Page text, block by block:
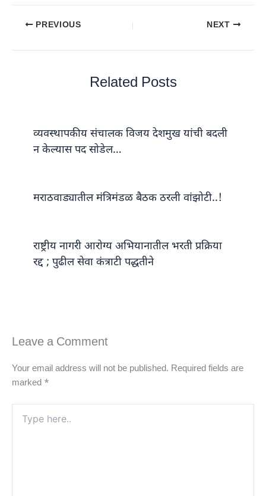
PREVIOUS NEXT
Related Posts
व्यवस्थापकीय संचालक विजय देशमुख यांची बदली
न केल्यास पद सोडेल…
मराठवाड्यातील मंत्रिमंडळ बैठक ठरली वांझोटी..!
राष्ट्रीय नागरी आरोग्य अभियानातील भरती प्रक्रिया
रद्द ; पुढील सेवा कंत्राटी पद्धतीने
Leave a Comment
Your email address will not be published. Required fields are
marked *
here..